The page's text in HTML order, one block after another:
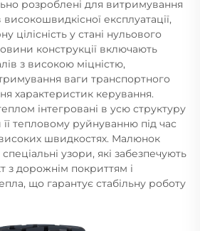
розроблені для витримування
експлуатації,
цілісність у стані нульового
конструкції включають
з високою міцністю,
ваги транспортного
характеристик керування.
інтегровані в усю структуру
тепловому руйнуванню під час
швидкостях. Малюнок
узори, які забезпечують
з дорожнім покриттям і
що гарантує стабільну роботу